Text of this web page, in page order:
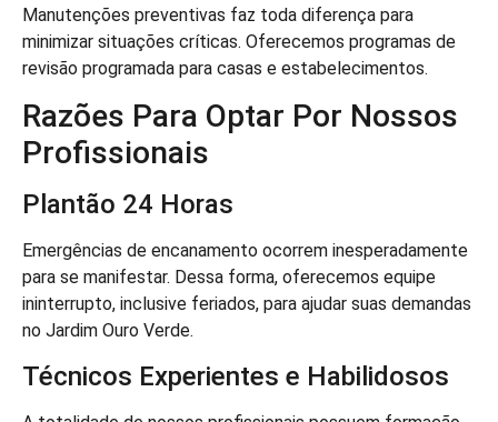
Manutenções preventivas faz toda diferença para
minimizar situações críticas. Oferecemos programas de
revisão programada para casas e estabelecimentos.
Razões Para Optar Por Nossos
Profissionais
Plantão 24 Horas
Emergências de encanamento ocorrem inesperadamente
para se manifestar. Dessa forma, oferecemos equipe
ininterrupto, inclusive feriados, para ajudar suas demandas
no Jardim Ouro Verde.
Técnicos Experientes e Habilidosos